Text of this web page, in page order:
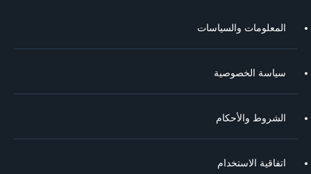
المعلومات والسياسات
سياسة الخصوصية
الشروط والأحكام
اتفاقية الاستخدام